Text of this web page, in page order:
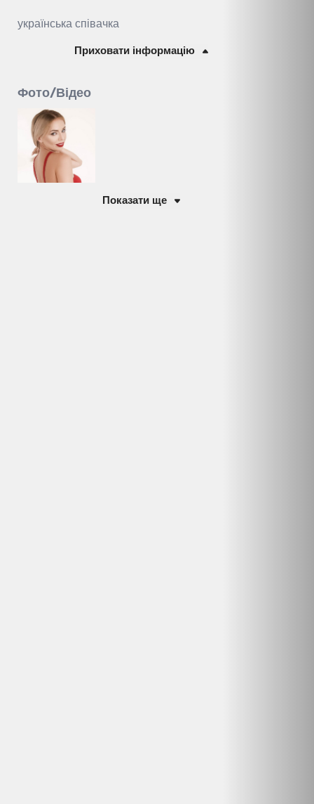
українська співачка
Приховати інформацію
Фото/Відео
Показати ще